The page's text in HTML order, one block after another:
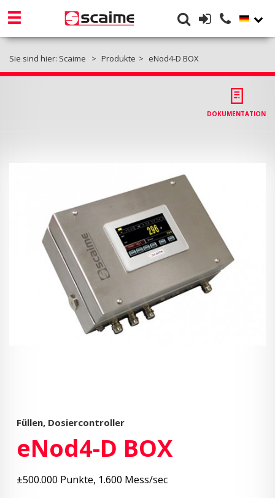
Sie sind hier: Scaime Produkte eNod4-D BOX
DOKUMENTATION
Füllen, Dosiercontroller
eNod4-D BOX
±500.000 Punkte, 1.600 Mess/sec